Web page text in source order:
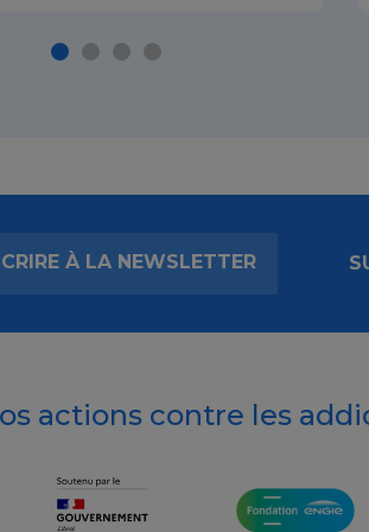
À LA NEWSLETTER
actions contre les